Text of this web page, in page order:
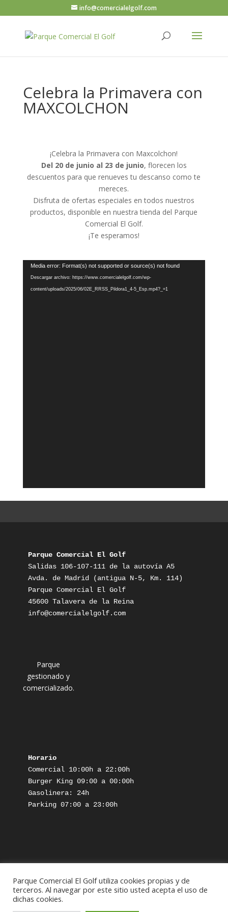
info@comercialelgolf.com
Celebra la Primavera con
MAXCOLCHON
¡Celebra la Primavera con Maxcolchon!
Del 20 de junio al 23 de junio, florecen los
descuentos para que renueves tu descanso como te
mereces.
Disfruta de ofertas especiales en todos nuestros
productos, disponible en nuestra tienda del Parque
Comercial El Golf.
¡Te esperamos!
Reproductor
vídeo
Media error: Format(s) not supported or source(s) not found
Descargar archivo: https://www.comercialelgolf.com/wp-
content/uploads/2025/06/02E_RRSS_Pildora1_4-5_Esp.mp4?_=1
Parque Comercial El Golf
Salidas 106-107-111 de la autovía A5
Avda. de Madrid (antigua N-5, Km. 114)
Parque Comercial El Golf
45600 Talavera de la Reina
info@comercialelgolf.com
Parque
gestionado y
comercializado.
Horario
Comercial 10:00h a 22:00h
Burger King 09:00 a 00:00h
Gasolinera: 24h
Parking 07:00 a 23:00h
Aviso Legal
Política de Privacidad
Parque Comercial El Golf utiliza cookies propias y de
terceros. Al navegar por este sitio usted acepta el uso de
dichas cookies.